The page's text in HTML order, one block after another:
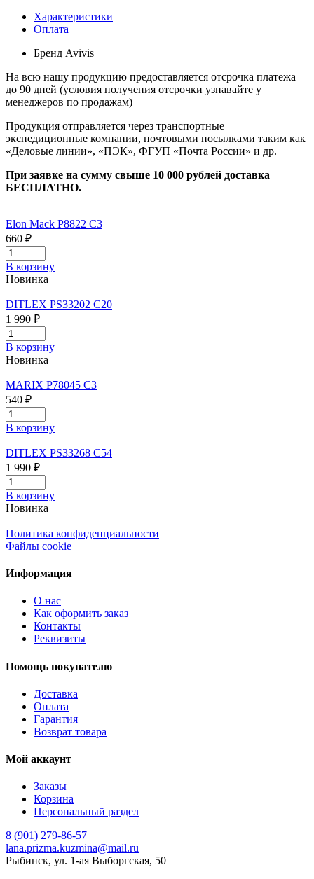
Характеристики
Оплата
Бренд Avivis
На всю нашу продукцию предоставляется отсрочка платежа
до 90 дней (условия получения отсрочки узнавайте у
менеджеров по продажам)
Продукция отправляется через транспортные
экспедиционные компании, почтовыми посылками таким как
«Деловые линии», «ПЭК», ФГУП «Почта России» и др.
При заявке на сумму свыше 10 000 рублей доставка
БЕСПЛАТНО.
Elon Mack P8822 C3
660 ₽
В корзину
Новинка
DITLEX PS33202 C20
1 990 ₽
В корзину
Новинка
MARIX P78045 C3
540 ₽
В корзину
DITLEX PS33268 C54
1 990 ₽
В корзину
Новинка
Политика конфиденциальности
Файлы cookie
Информация
О нас
Как оформить заказ
Контакты
Реквизиты
Помощь покупателю
Доставка
Оплата
Гарантия
Возврат товара
Мой аккаунт
Заказы
Корзина
Персональный раздел
8 (901) 279-86-57
lana.prizma.kuzmina@mail.ru
Рыбинск, ул. 1-ая Выборгская, 50